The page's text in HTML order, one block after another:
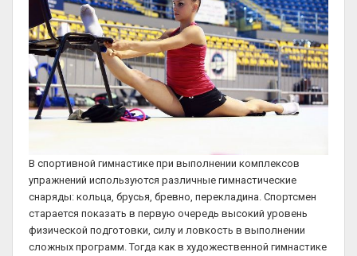
В спортивной гимнастике при выполнении комплексов
упражнений используются различные гимнастические
снаряды: кольца, брусья, бревно, перекладина. Спортсмен
старается показать в первую очередь высокий уровень
физической подготовки, силу и ловкость в выполнении
сложных программ. Тогда как в художественной гимнастике